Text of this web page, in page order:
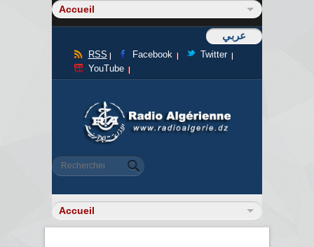
عربي
RSS Facebook
Twitter
YouTube
Formulaire de recherche
Rechercher